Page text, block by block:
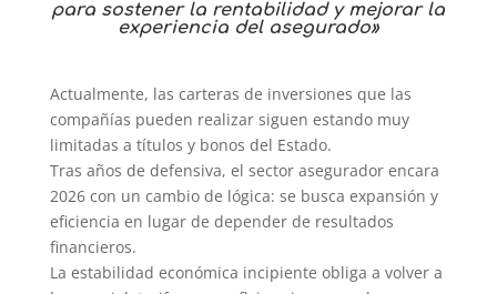
para sostener la rentabilidad y mejorar la
experiencia del asegurado»
Actualmente, las carteras de inversiones que las
compañías pueden realizar siguen estando muy
limitadas a títulos y bonos del Estado.
Tras años de defensiva, el sector asegurador encara
2026 con un cambio de lógica: se busca expansión y
eficiencia en lugar de depender de resultados
financieros.
La estabilidad económica incipiente obliga a volver a